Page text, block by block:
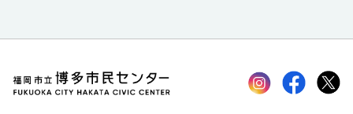
Instagramfacebook